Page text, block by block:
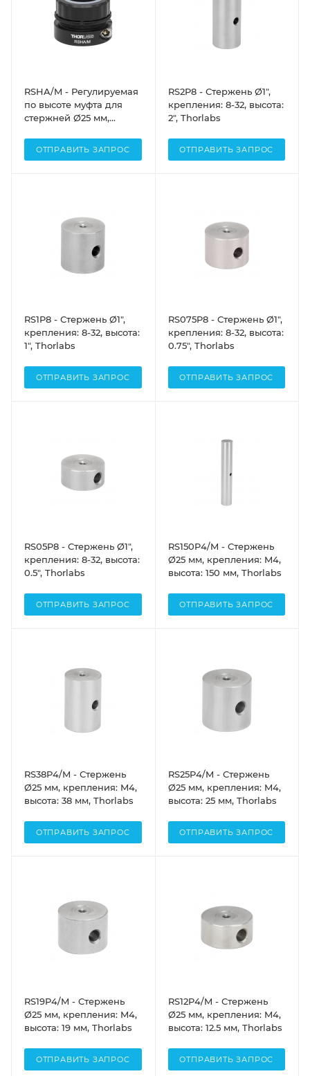
RSHA/M - Регулируемая
по высоте муфта для
стержней Ø25 мм,
ОТПРАВИТЬ ЗАПРОС
RS2P8 - Стержень Ø1",
крепления: 8-32, высота:
2", Thorlabs
ОТПРАВИТЬ ЗАПРОС
RS1P8 - Стержень Ø1",
крепления: 8-32, высота:
1", Thorlabs
ОТПРАВИТЬ ЗАПРОС
RS075P8 - Стержень Ø1",
крепления: 8-32, высота:
0.75", Thorlabs
ОТПРАВИТЬ ЗАПРОС
RS05P8 - Стержень Ø1",
крепления: 8-32, высота:
0.5", Thorlabs
ОТПРАВИТЬ ЗАПРОС
RS150P4/M - Стержень
Ø25 мм, крепления: M4,
высота: 150 мм, Thorlabs
ОТПРАВИТЬ ЗАПРОС
RS38P4/M - Стержень
Ø25 мм, крепления: M4,
высота: 38 мм, Thorlabs
ОТПРАВИТЬ ЗАПРОС
RS25P4/M - Стержень
Ø25 мм, крепления: M4,
высота: 25 мм, Thorlabs
ОТПРАВИТЬ ЗАПРОС
RS19P4/M - Стержень
Ø25 мм, крепления: M4,
высота: 19 мм, Thorlabs
ОТПРАВИТЬ ЗАПРОС
RS12P4/M - Стержень
Ø25 мм, крепления: M4,
высота: 12.5 мм, Thorlabs
ОТПРАВИТЬ ЗАПРОС